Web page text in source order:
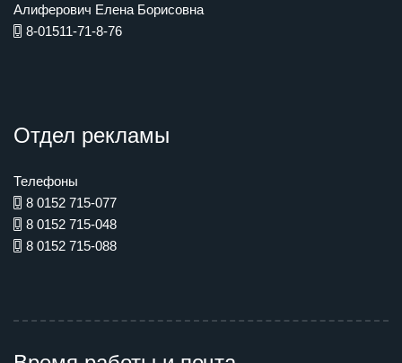
Алиферович Елена Борисовна
8-01511-71-8-76
Отдел рекламы
Телефоны
8 0152 715-077
8 0152 715-048
8 0152 715-088